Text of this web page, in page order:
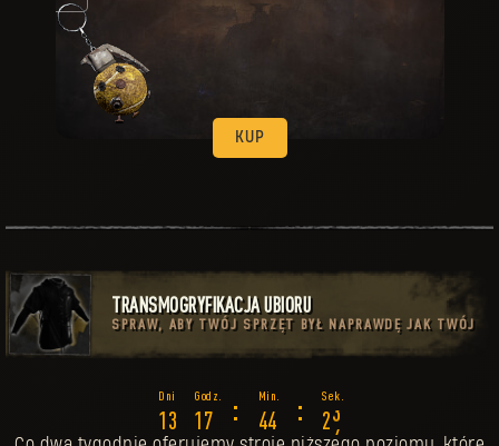
KUP
TRANSMOGRYFIKACJA UBIORU
SPRAW, ABY TWÓJ SPRZĘT BYŁ NAPRAWDĘ JAK TWÓJ
1 3 1 7 : 44 :
1
2
9
0